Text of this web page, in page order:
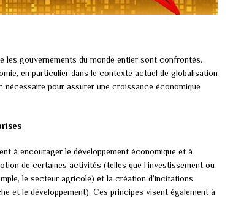
les gouvernements du monde entier sont confrontés.
en particulier dans le contexte actuel de globalisation
pour assurer une croissance économique
à encourager le développement économique et à
de certaines activités (telles que l’investissement ou
le secteur agricole) et la création d’incitations
et le développement). Ces principes visent également à